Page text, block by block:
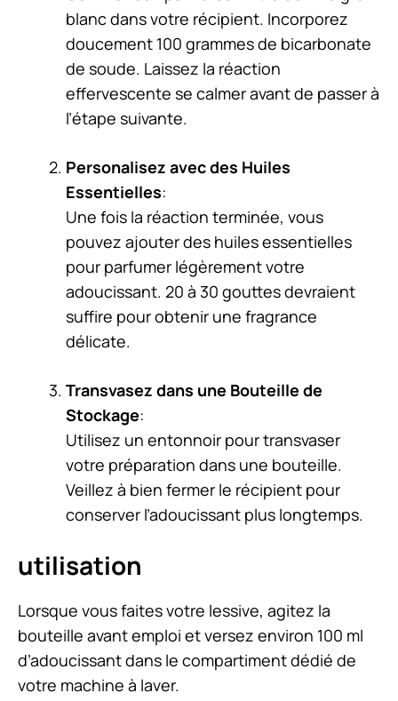
blanc dans votre récipient. Incorporez
doucement 100 grammes de bicarbonate
de soude. Laissez la réaction
effervescente se calmer avant de passer à
l’étape suivante.
Personalisez avec des Huiles
Essentielles:
Une fois la réaction terminée, vous
pouvez ajouter des huiles essentielles
pour parfumer légèrement votre
adoucissant. 20 à 30 gouttes devraient
suffire pour obtenir une fragrance
délicate.
Transvasez dans une Bouteille de
Stockage:
Utilisez un entonnoir pour transvaser
votre préparation dans une bouteille.
Veillez à bien fermer le récipient pour
conserver l’adoucissant plus longtemps.
utilisation
Lorsque vous faites votre lessive, agitez la
bouteille avant emploi et versez environ 100 ml
d’adoucissant dans le compartiment dédié de
votre machine à laver.